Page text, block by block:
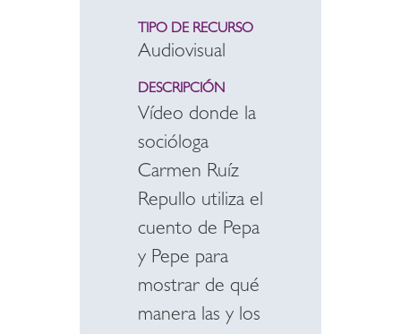
TIPO DE RECURSO
Audiovisual
DESCRIPCIÓN
Vídeo donde la
socióloga
Carmen Ruíz
Repullo utiliza el
cuento de Pepa
y Pepe para
mostrar de qué
manera las y los